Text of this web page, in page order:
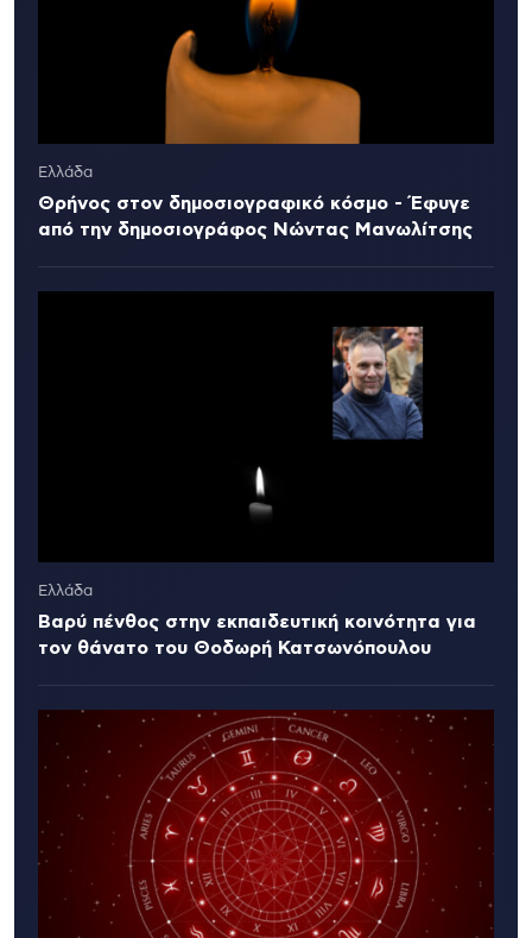
Ελλάδα
Θρήνος στον δημοσιογραφικό κόσμο - Έφυγε
από την δημοσιογράφος Νώντας Μανωλίτσης
Ελλάδα
Βαρύ πένθος στην εκπαιδευτική κοινότητα για
τον θάνατο του Θοδωρή Κατσωνόπουλου